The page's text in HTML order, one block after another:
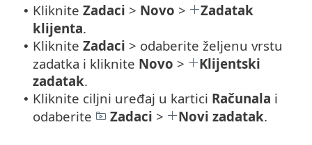
• Kliknite Zadaci > Novo >
Zadatak
klijenta.
• Kliknite Zadaci > odaberite željenu vrstu
zadatka i kliknite Novo >
Klijentski
zadatak.
• Kliknite ciljni uređaj u kartici Računala i
odaberite
Zadaci > Novi zadatak.